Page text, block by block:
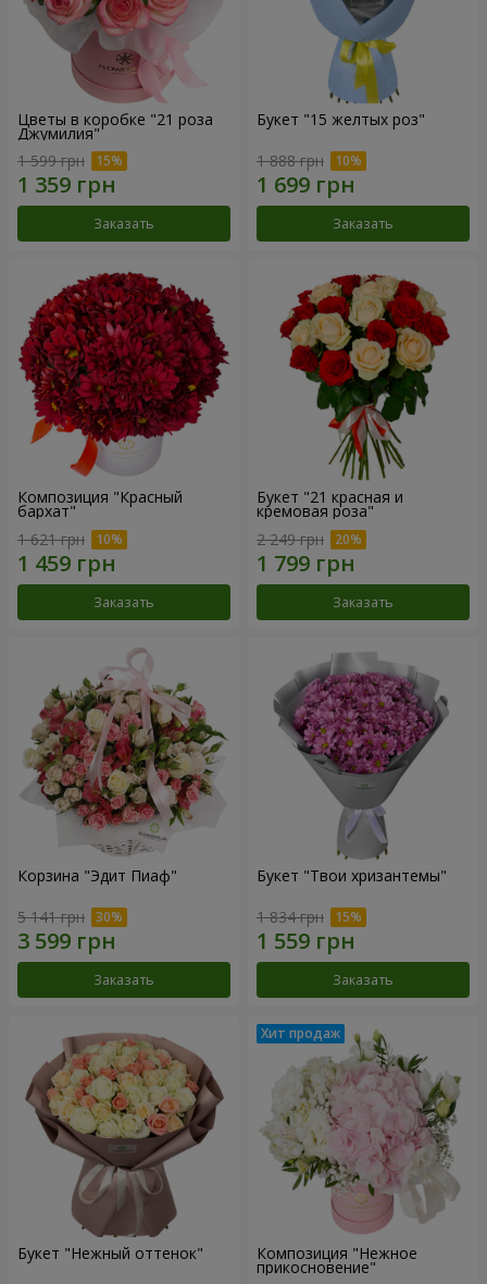
Цветы в коробке "21 роза
Джумилия"
1 599 грн
Заказать
Букет "15 желтых роз"
1 888 грн
Заказать
Композиция "Красный
бархат"
1 621 грн
Заказать
Букет "21 красная и
кремовая роза"
2 249 грн
Заказать
Корзина "Эдит Пиаф"
5 141 грн
Заказать
Букет "Твои хризантемы"
1 834 грн
Заказать
Букет "Нежный оттенок" Композиция "Нежное
прикосновение"